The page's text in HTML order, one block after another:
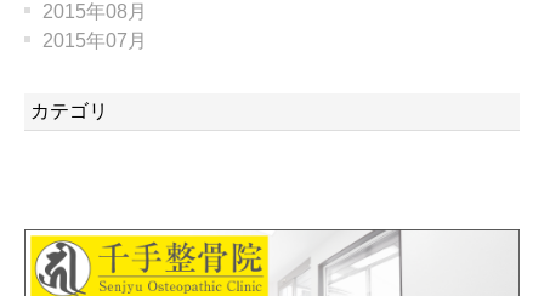
2015年08月
2015年07月
カテゴリ